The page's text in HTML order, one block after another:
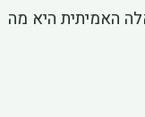
האמיתית היא מה